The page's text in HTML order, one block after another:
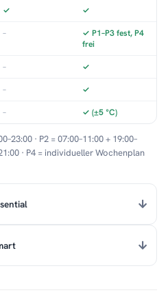
✓ ✓
–
✓ P1–P3 fest, P4
frei
– ✓
– ✓
– ✓ (±5 °C)
· P2 = 07:00–11:00 + 19:00–
· P4 = individueller Wochenplan